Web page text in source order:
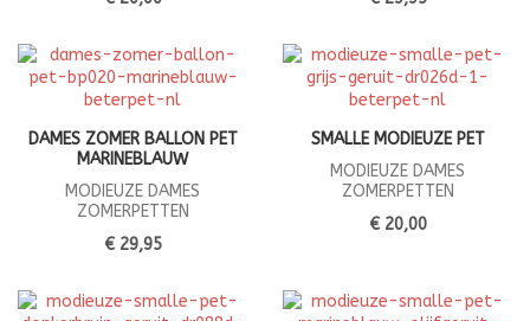
DAMES ZOMER BALLON PET
MARINEBLAUW
MODIEUZE DAMES
ZOMERPETTEN
€ 29,95
SMALLE MODIEUZE PET
MODIEUZE DAMES
ZOMERPETTEN
€ 20,00